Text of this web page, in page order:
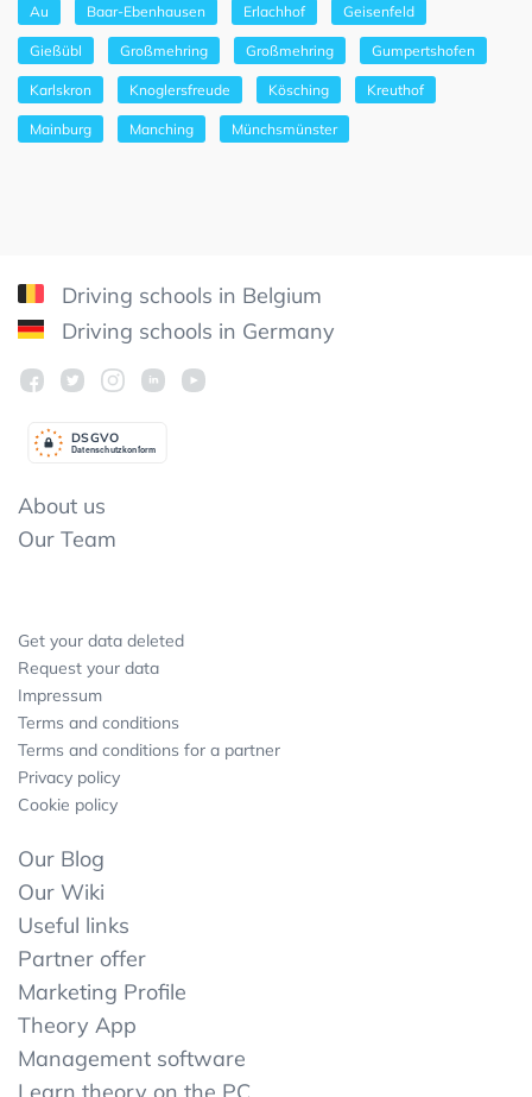
Au Baar-Ebenhausen Erlachhof Geisenfeld
Gießübl Großmehring Großmehring Gumpertshofen
Karlskron Knoglersfreude Kösching Kreuthof
Mainburg Manching Münchsmünster
Driving schools in Belgium
Driving schools in Germany
Datenschutzkonform
DSGVO
About us
Our Team
Get your data deleted
Request your data
Impressum
Terms and conditions
Terms and conditions for a partner
Privacy policy
Cookie policy
Our Blog
Our Wiki
Useful links
Partner offer
Marketing Profile
Theory App
Management software
Learn theory on the PC